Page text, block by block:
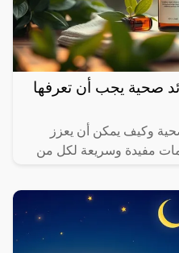
أفضل 5 فوائد صحية يجب أن تعرفها
وكيف يمكن أن يعزز
مفيدة وسريعة لكل من